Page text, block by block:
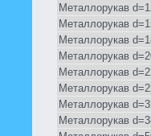
Металлорукав
Металлорукав
Металлорукав
Металлорукав
Металлорукав
Металлорукав
Металлорукав
Металлорукав